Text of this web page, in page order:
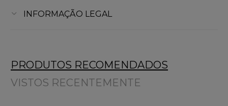
INFORMAÇÃO LEGAL
PRODUTOS RECOMENDADOS
VISTOS RECENTEMENTE